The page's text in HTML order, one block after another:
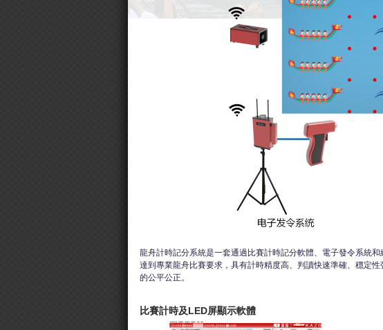
龍舟計時記分系統是一套通過比賽計時記分軟體、電子發令系統
達到專業龍舟比賽要求，具有計時精度高、判讀快速準確、穩定
的公平公正。
比賽計時及LED屏顯示軟體